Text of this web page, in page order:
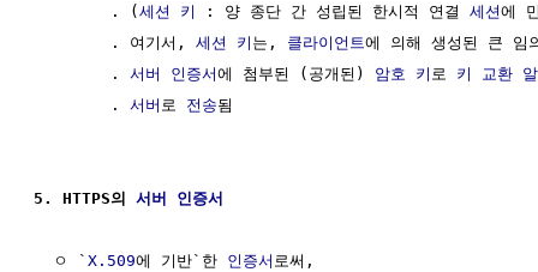
        . (
세션 키 : 양 종단 간 성립된 한시적 연결 세션에
        . 여기서,
세션 키 는, 클라이언트에 의해 생성된 큰 임
        .
서버 인증서에 첨부된 (공개된) 암호 키 로 키 교환
        .
서버 로 전송됨
5. HTTPS의 서버 인증서
  ㅇ `
X.509에 기반`한 인증서 로써,